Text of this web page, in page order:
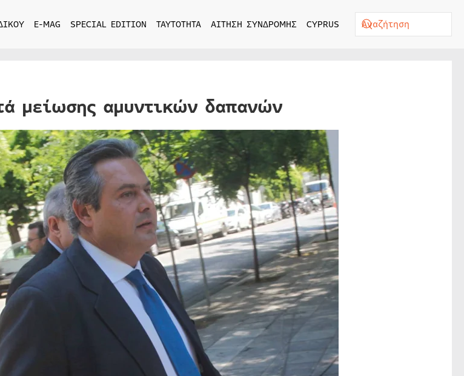
E-MAG SPECIAL EDITION ΤΑΥΤΟΤΗΤΑ ΑΙΤΗΣΗ ΣΥΝΔΡΟΜΗΣ CYPRUS
μείωσης αμυντικών δαπανών